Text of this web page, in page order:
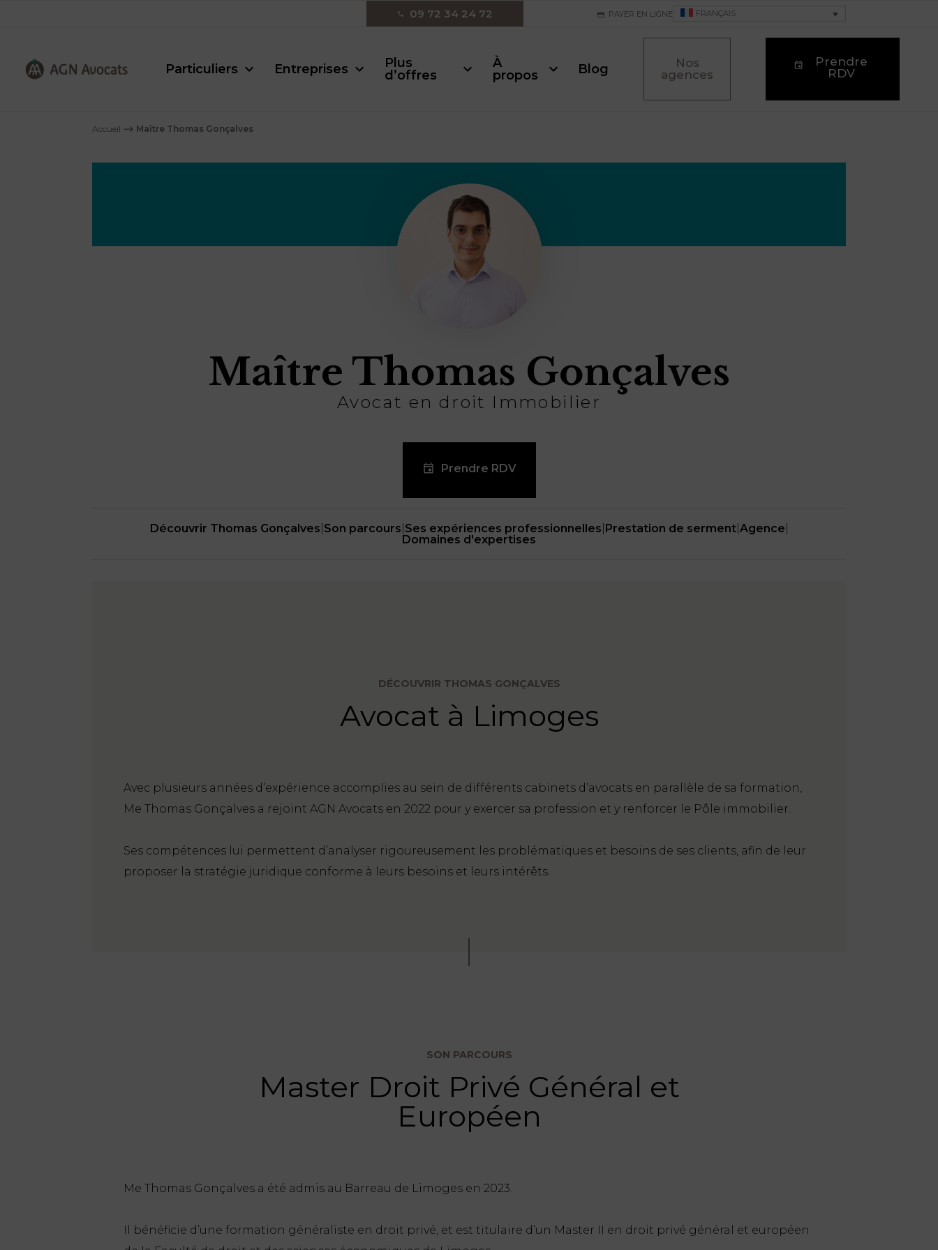
09 72 34 24 72 PAYER EN LIGNE FRANÇAIS
Particuliers Entreprises
Plus
d’offres
À
propos
Blog
Nos
agences
Prendre
RDV
Accueil ⟶ Maître Thomas Gonçalves
Maître Thomas Gonçalves
Avocat en droit Immobilier
Prendre RDV
Découvrir Thomas Gonçalves Son parcours Ses expériences professionnelles Prestation de serment| Agence
Domaines d'expertises
DÉCOUVRIR THOMAS GONÇALVES
Avocat à Limoges
Avec plusieurs années d’expérience accomplies au sein de différents cabinets d’avocats en parallèle de sa formation,
Me Thomas Gonçalves a rejoint AGN Avocats en 2022 pour y exercer sa profession et y renforcer le Pôle immobilier.
Ses compétences lui permettent d’analyser rigoureusement les problématiques et besoins de ses clients, afin de leur
proposer la stratégie juridique conforme à leurs besoins et leurs intérêts.
SON PARCOURS
Master Droit Privé Général et
Européen
Me Thomas Gonçalves a été admis au Barreau de Limoges en 2023.
Il bénéficie d’une formation généraliste en droit privé, et est titulaire d’un Master II en droit privé général et européen